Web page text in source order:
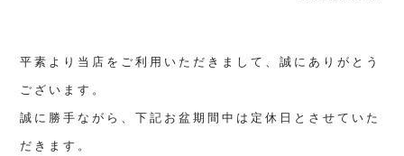
平素より当店をご利用いただきまして、誠にありがとう
ございます。
誠に勝手ながら、下記お盆期間中は定休日とさせていた
だきます。